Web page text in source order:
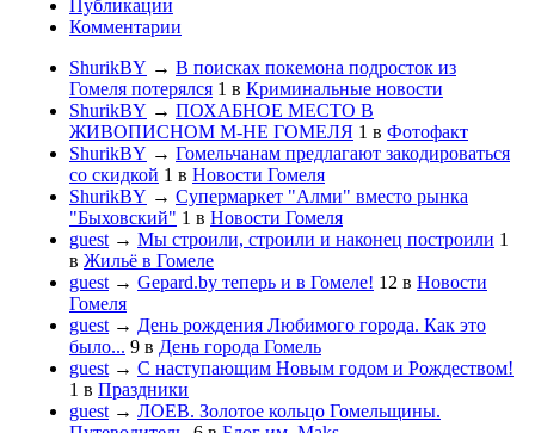
Публикации
Комментарии
ShurikBY → В поисках покемона подросток из
Гомеля потерялся 1 в Криминальные новости
ShurikBY → ПОХАБНОЕ МЕСТО В
ЖИВОПИСНОМ М-НЕ ГОМЕЛЯ 1 в Фотофакт
ShurikBY → Гомельчанам предлагают закодироваться
со скидкой 1 в Новости Гомеля
ShurikBY → Супермаркет "Алми" вместо рынка
"Быховский" 1 в Новости Гомеля
guest → Мы строили, строили и наконец построили 1
в Жильё в Гомеле
guest → Gepard.by теперь и в Гомеле! 12 в Новости
Гомеля
guest → День рождения Любимого города. Как это
было... 9 в День города Гомель
guest → С наступающим Новым годом и Рождеством!
1 в Праздники
guest → ЛОЕВ. Золотое кольцо Гомельщины.